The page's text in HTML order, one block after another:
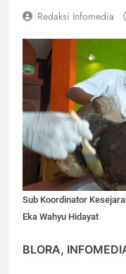
Redaksi Infomedia
Sub Koordinator
Eka Wahyu Hidayat
BLORA,